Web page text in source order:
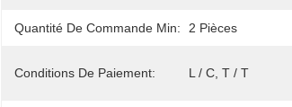
Quantité De Commande Min: 2 Pièces
Conditions De Paiement: L / C, T / T